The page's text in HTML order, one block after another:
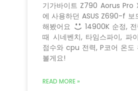
기가바이트 Z790 Aorus Pro
에 사용하던 ASUS Z690-f 보
해봤어요
14900K 순정,
때 시네벤치, 타임스파이, 파
점수와 cpu 전력, P코어 온도
볼게요!
READ MORE »